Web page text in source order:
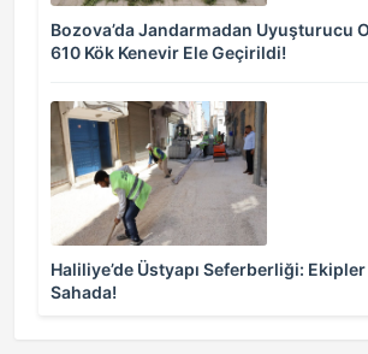
Bozova’da Jandarmadan Uyuşturucu
610 Kök Kenevir Ele Geçirildi!
Haliliye’de Üstyapı Seferberliği:
Sahada!